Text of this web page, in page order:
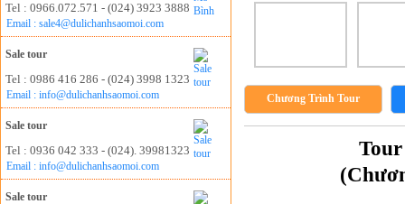
Tel : 0966.072.571 - (024) 3923 3888
Email : sale4@dulichanhsaomoi.com
Sale tour
Tel : 0986 416 286 - (024) 3998 1323
Email : info@dulichanhsaomoi.com
Sale tour
Tel : 0936 042 333 - (024). 39981323
Email : info@dulichanhsaomoi.com
Sale tour
Chương Trình Tour